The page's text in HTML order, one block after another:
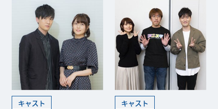
キャスト キャスト